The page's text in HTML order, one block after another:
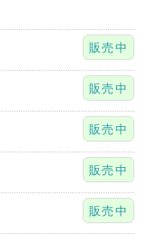
販売中
販売中
販売中
販売中
販売中